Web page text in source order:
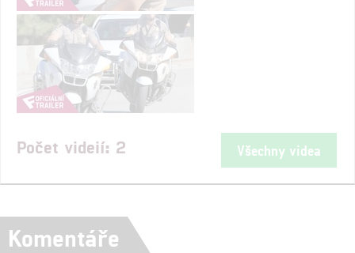
Počet videií: 2 Všechny videa
Komentáře